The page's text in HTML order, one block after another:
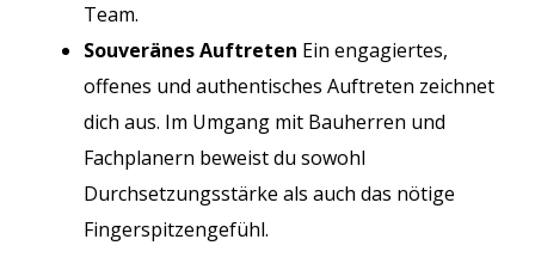
Team.
Souveränes Auftreten Ein engagiertes,
offenes und authentisches Auftreten zeichnet
dich aus. Im Umgang mit Bauherren und
Fachplanern beweist du sowohl
Durchsetzungsstärke als auch das nötige
Fingerspitzengefühl.